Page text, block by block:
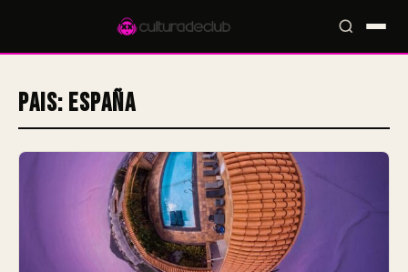
Accesos rápidos:🎪 Eventos🎤 Artistas📍 Locales📰 Radar
Pais: España